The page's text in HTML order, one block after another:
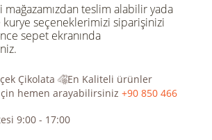
teslim alabilir yada
seçeneklerimizi siparişinizi
sepet ekranında
Çikolata
En Kaliteli ürünler
hemen arayabilirsiniz +90 850 466
9:00 - 17:00